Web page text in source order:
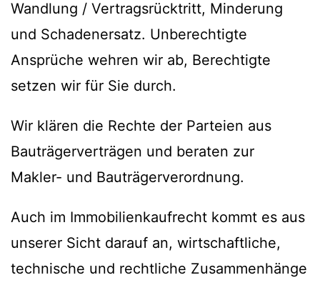
Wandlung / Vertragsrücktritt, Minderung
und Schadenersatz. Unberechtigte
Ansprüche wehren wir ab, Berechtigte
setzen wir für Sie durch.
Wir klären die Rechte der Parteien aus
Bauträgerverträgen und beraten zur
Makler- und Bauträgerverordnung.
Auch im Immobilienkaufrecht kommt es aus
unserer Sicht darauf an, wirtschaftliche,
technische und rechtliche Zusammenhänge